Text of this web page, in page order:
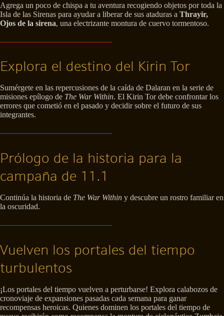
Agrega un poco de chispa a tu aventura recogiendo objetos por toda la
Isla de las Sirenas para ayudar a liberar de sus ataduras a Thrayir,
Ojos de la sirena, una electrizante montura de cuervo tormentoso.
Explora el destino del Kirin Tor
Sumérgete en las repercusiones de la caída de Dalaran en la serie de
misiones epílogo de The War Within. El Kirin Tor debe confrontar los
errores que cometió en el pasado y decidir sobre el futuro de sus
integrantes.
Prólogo de la historia para la
campaña de 11.1
Continúa la historia de The War Within y descubre un rostro familiar en
la oscuridad.
Vuelven los portales del tiempo
turbulentos
¡Los portales del tiempo vuelven a perturbarse! Explora calabozos de
cronoviaje de expansiones pasadas cada semana para ganar
recompensas heroicas. Quienes dominen los portales del tiempo de